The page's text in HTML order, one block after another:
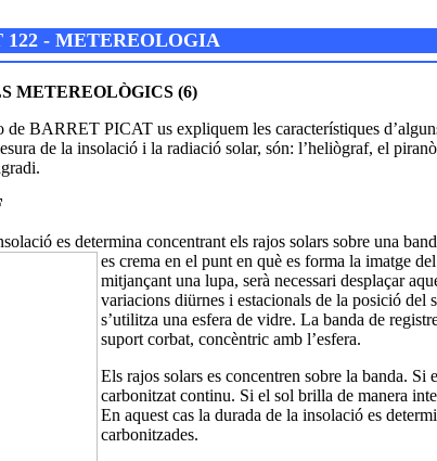
122 - METEREOLOGIA
METEREOLÒGICS (6)
de BARRET PICAT us expliquem les característiques
de la insolació i la radiació solar, són: l’heliògraf, el
es determina concentrant els rajos solars sobre una
es crema en el punt en què es forma la imatge
mitjançant una lupa, serà necessari desplaçar
variacions diürnes i estacionals de la posició del
s’utilitza una esfera de vidre. La banda de
suport corbat, concèntric amb l’esfera.
Els rajos solars es concentren sobre la banda.
carbonitzat continu. Si el sol brilla de manera
En aquest cas la durada de la insolació es
carbonitzades.